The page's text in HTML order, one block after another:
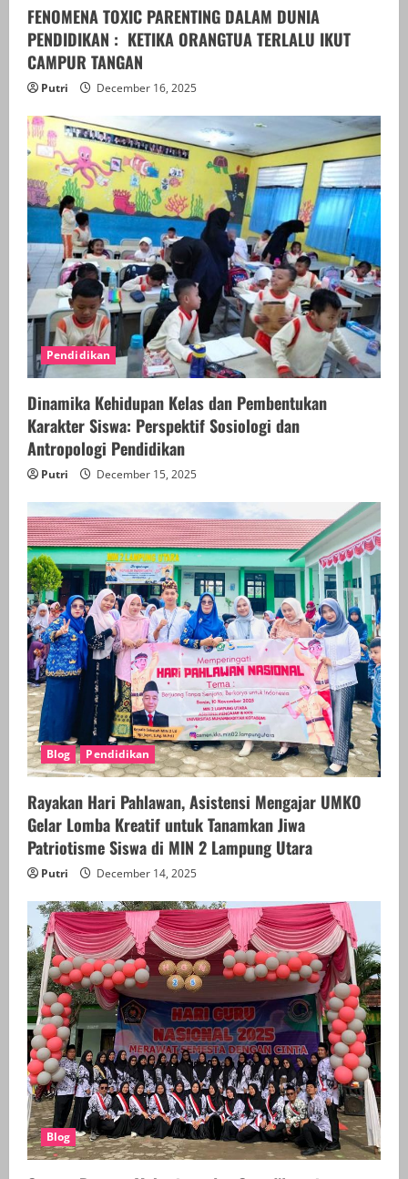
FENOMENA TOXIC PARENTING DALAM DUNIA
PENDIDIKAN : KETIKA ORANGTUA TERLALU IKUT
CAMPUR TANGAN
Putri December 16, 2025
Pendidikan
Dinamika Kehidupan Kelas dan Pembentukan
Karakter Siswa: Perspektif Sosiologi dan
Antropologi Pendidikan
Putri December 15, 2025
Blog Pendidikan
Rayakan Hari Pahlawan, Asistensi Mengajar UMKO
Gelar Lomba Kreatif untuk Tanamkan Jiwa
Patriotisme Siswa di MIN 2 Lampung Utara
Putri December 14, 2025
Blog